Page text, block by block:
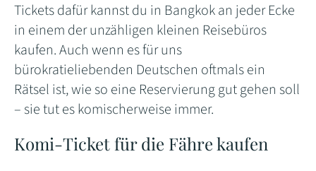
Tickets dafür kannst du in Bangkok an jeder Ecke
in einem der unzähligen kleinen Reisebüros
kaufen. Auch wenn es für uns
bürokratieliebenden Deutschen oftmals ein
Rätsel ist, wie so eine Reservierung gut gehen soll
– sie tut es komischerweise immer.
Komi-Ticket für die Fähre kaufen